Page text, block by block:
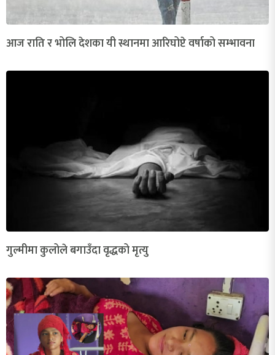
आज राति र भोलि देशका यी स्थानमा आरिघोप्टे वर्षाको सम्भावना
गुल्मीमा कुलोले बगाउँदा वृद्धको मृत्यु